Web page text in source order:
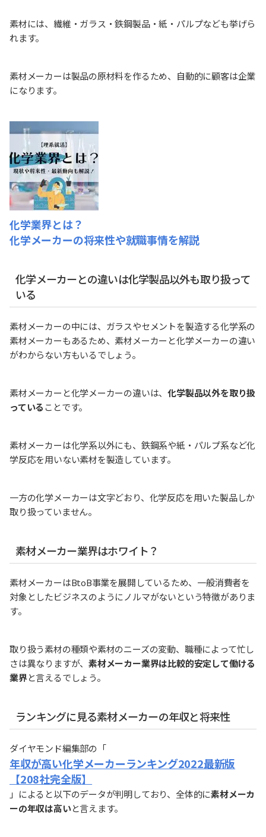
素材には、繊維・ガラス・鉄鋼製品・紙・パルプなども挙げら
れます。
素材メーカーは製品の原材料を作るため、自動的に顧客は企業
になります。
化学業界とは？
化学メーカーの将来性や就職事情を解説
化学メーカーとの違いは化学製品以外も取り扱って
いる
素材メーカーの中には、ガラスやセメントを製造する化学系の
素材メーカーもあるため、素材メーカーと化学メーカーの違い
がわからない方もいるでしょう。
素材メーカーと化学メーカーの違いは、化学製品以外を取り扱
っていることです。
素材メーカーは化学系以外にも、鉄鋼系や紙・パルプ系など化
学反応を用いない素材を製造しています。
一方の化学メーカーは文字どおり、化学反応を用いた製品しか
取り扱っていません。
素材メーカー業界はホワイト？
素材メーカーはBtoB事業を展開しているため、一般消費者を
対象としたビジネスのようにノルマがないという特徴がありま
す。
取り扱う素材の種類や素材のニーズの変動、職種によって忙し
さは異なりますが、素材メーカー業界は比較的安定して働ける
業界と言えるでしょう。
ランキングに見る素材メーカーの年収と将来性
ダイヤモンド編集部の「
年収が高い化学メーカーランキング2022最新版
【208社完全版】
」によると以下のデータが判明しており、全体的に素材メーカ
ーの年収は高いと言えます。